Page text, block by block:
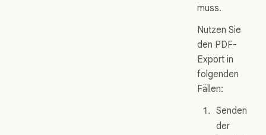
muss.
Nutzen Sie
den PDF-
Export in
folgenden
Fällen:
Senden
der